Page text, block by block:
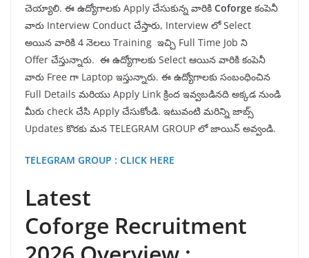
చెయ్యాలి. ఈ ఉద్యోగాలకు Apply చేసుకున్న వారికి Coforge కంపెనీ
వారు Interview Conduct చేస్తారు, Interview లో Select
అయిన వారికి 4 నెలలు Training ఇచ్చి Full Time Job ని
Offer చేస్తున్నారు. ఈ ఉద్యోగాలకు Select ఆయిన వారికి కంపెనీ
వారు Free గా Laptop ఇస్తున్నారు. ఈ ఉద్యోగాలకు సంబంధించిన
Full Details మరియు Apply Link క్రింద ఇవ్వబడినది అక్కడ నుండి
మీరు check చేసి Apply చేసుకోండి. ఇటువంటి మరిన్ని జాబ్స్
Updates కొరకు మన TELEGRAM GROUP లో జాయిన్ అవ్వండి.
TELEGRAM GROUP : CLICK HERE
Latest
Coforge Recruitment